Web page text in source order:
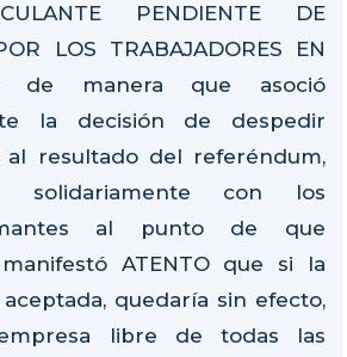
PENDIENTE DE
LOS TRABAJADORES EN
de manera que asoció
la decisión de despedir
al resultado del referéndum,
solidariamente con los
al punto de que
ATENTO que si la
quedaría sin efecto,
libre de todas las